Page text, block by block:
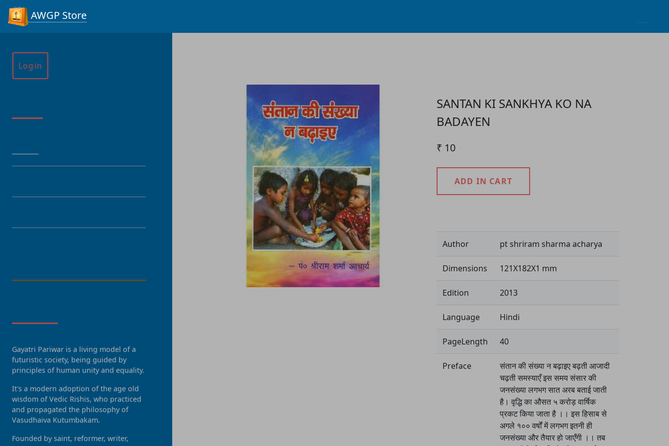
AWGP Store
SANTAN KI SANKHYA KO NA
BADAYEN
₹ 10
ADD IN CART
Author pt shriram sharma acharya
Dimensions 121X182X1 mm
Edition 2013
Language Hindi
PageLength 40
Preface
संतान की संख्या न बढ़ाइए बढ़ती आजादी
चढ़ती समस्याएँ इस समय संसार की
जनसंख्या लगभग सात अरब बताई जाती
है। वृद्धि का औसत ५ करोड़ वार्षिक
प्रकट किया जाता है ।। इस हिसाब से
अगले १०० वर्षों में लगभग इतनी ही
जनसंख्या और तैयार हो जाएँगी ।। तब
Login
Gayatri Pariwar is a living model of a
futuristic society, being guided by
principles of human unity and equality.
It's a modern adoption of the age old
wisdom of Vedic Rishis, who practiced
and propagated the philosophy of
Vasudhaiva Kutumbakam.
Founded by saint, reformer, writer,